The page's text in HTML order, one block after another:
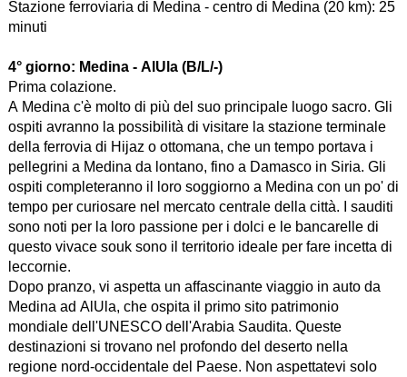
Stazione ferroviaria di Medina - centro di Medina (20 km): 25
minuti
4° giorno: Medina - AlUla (B/L/-)
Prima colazione.
A Medina c'è molto di più del suo principale luogo sacro. Gli
ospiti avranno la possibilità di visitare la stazione terminale
della ferrovia di Hijaz o ottomana, che un tempo portava i
pellegrini a Medina da lontano, fino a Damasco in Siria. Gli
ospiti completeranno il loro soggiorno a Medina con un po' di
tempo per curiosare nel mercato centrale della città. I sauditi
sono noti per la loro passione per i dolci e le bancarelle di
questo vivace souk sono il territorio ideale per fare incetta di
leccornie.
Dopo pranzo, vi aspetta un affascinante viaggio in auto da
Medina ad AlUla, che ospita il primo sito patrimonio
mondiale dell'UNESCO dell'Arabia Saudita. Queste
destinazioni si trovano nel profondo del deserto nella
regione nord-occidentale del Paese. Non aspettatevi solo